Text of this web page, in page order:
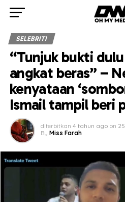
SELEBRITI
“Tunjuk bukti
angkat beras” –
kenyataan
Ismail tampil beri
diterbitkan 4 tahun ago on
By Miss Farah